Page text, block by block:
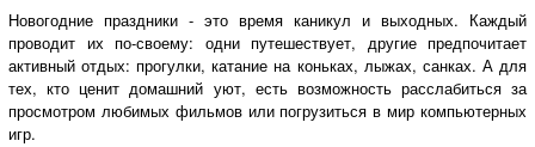
Новогодние праздники - это время каникул и выходных. Каждый
проводит их по-своему: одни путешествует, другие предпочитает
активный отдых: прогулки, катание на коньках, лыжах, санках. А для
тех, кто ценит домашний уют, есть возможность расслабиться за
просмотром любимых фильмов или погрузиться в мир компьютерных
игр.